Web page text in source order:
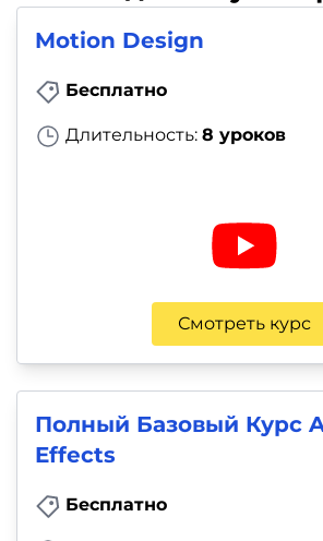
Motion Design
Бесплатно
Длительность: 8 уроков
Смотреть курс
Полный Базовый Курс
Effects
Бесплатно